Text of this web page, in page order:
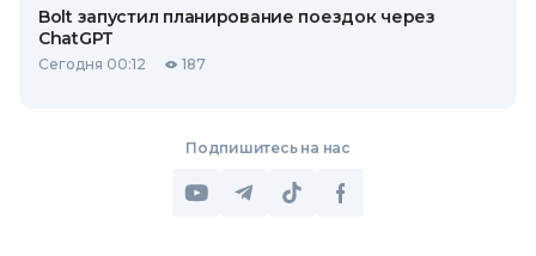
Bolt запустил планирование поездок через
ChatGPT
Сегодня 00:12 187
Подпишитесь на нас